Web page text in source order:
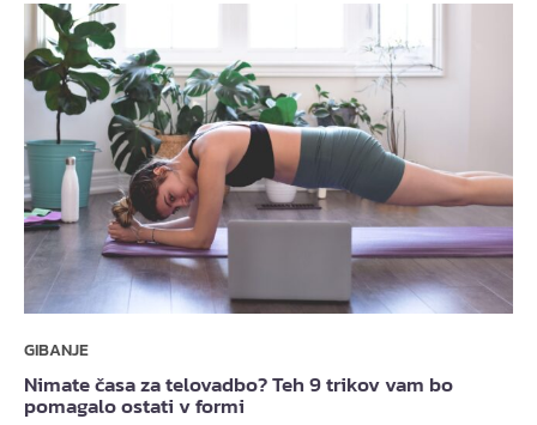
GIBANJE
Nimate časa za telovadbo? Teh 9 trikov vam bo
pomagalo ostati v formi